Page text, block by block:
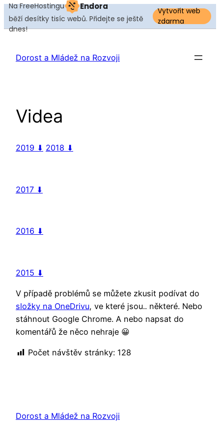
Na FreeHostingu Endora
běží desítky tisíc webů. Přidejte se ještě
dnes!
Vytvořit web
zdarma
Dorost a Mládež na Rozvoji
Videa
2019 ⬇ 2018 ⬇
2017 ⬇
2016 ⬇
2015 ⬇
V případě problémů se můžete zkusit podívat do
složky na OneDrivu, ve které jsou.. některé. Nebo
stáhnout Google Chrome. A nebo napsat do
komentářů že něco nehraje 😀
Počet návštěv stránky: 128
Dorost a Mládež na Rozvoji